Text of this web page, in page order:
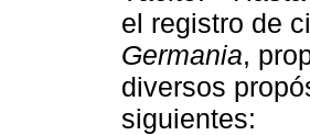
el registro de
Germania,
diversos
siguientes: